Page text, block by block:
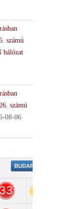
számú
hálózat
számú
08-06